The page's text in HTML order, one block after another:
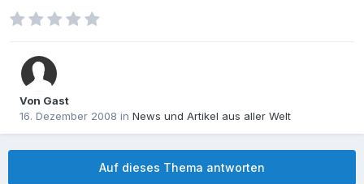
Von Gast
16. Dezember 2008 in News und Artikel aus aller Welt
Auf dieses Thema antworten